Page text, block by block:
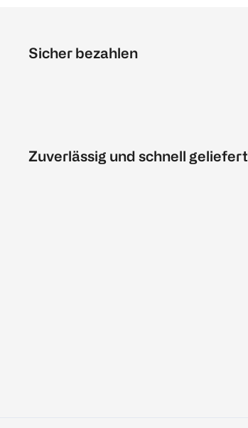
Sicher bezahlen
Zuverlässig und schnell geliefert